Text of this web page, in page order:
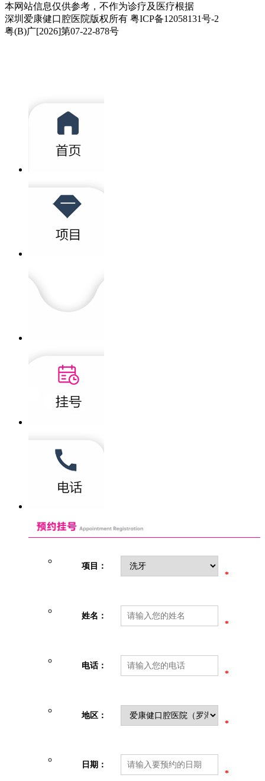
本网站信息仅供参考，不作为诊疗及医疗根据
深圳爱康健口腔医院版权所有 粤ICP备12058131号-2
粤(B)广[2026]第07-22-878号
项目：
*
姓名：
*
电话：
*
地区：
*
日期：
*